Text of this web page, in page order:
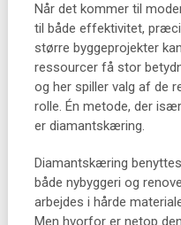
Når det kommer til
til både effektivitet,
større byggeprojekter
ressourcer få stor
og her spiller valg af de
rolle. Én metode, der
er diamantskæring.
Diamantskæring
både nybyggeri og
arbejdes i hårde
Men hvorfor er netop